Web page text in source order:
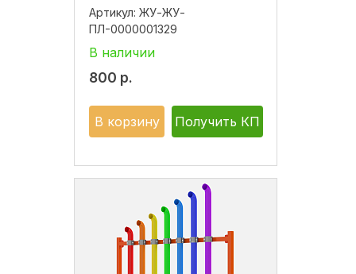
Артикул: ЖУ-ЖУ-
ПЛ-0000001329
В наличии
800 р.
В корзину Получить КП